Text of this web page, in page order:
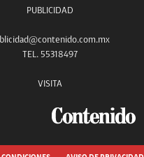
PUBLICIDAD
TEL. 55318497
VISITA